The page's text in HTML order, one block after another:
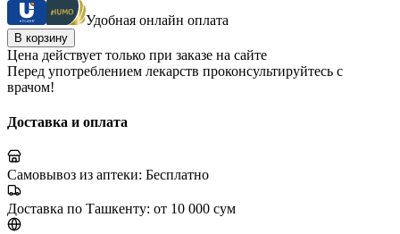
Удобная онлайн оплата
В корзину
Цена действует только при заказе на сайте
Перед употреблением лекарств проконсультируйтесь с
врачом!
Доставка и оплата
Самовывоз из аптеки: Бесплатно
Доставка по Ташкенту: от 10 000 сум